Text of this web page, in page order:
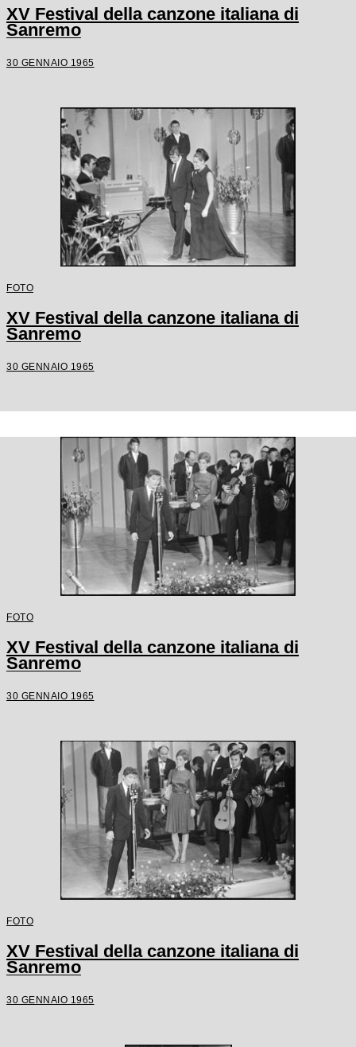
XV Festival della canzone italiana di
Sanremo
30 GENNAIO 1965
FOTO
XV Festival della canzone italiana di
Sanremo
30 GENNAIO 1965
FOTO
XV Festival della canzone italiana di
Sanremo
30 GENNAIO 1965
FOTO
XV Festival della canzone italiana di
Sanremo
30 GENNAIO 1965